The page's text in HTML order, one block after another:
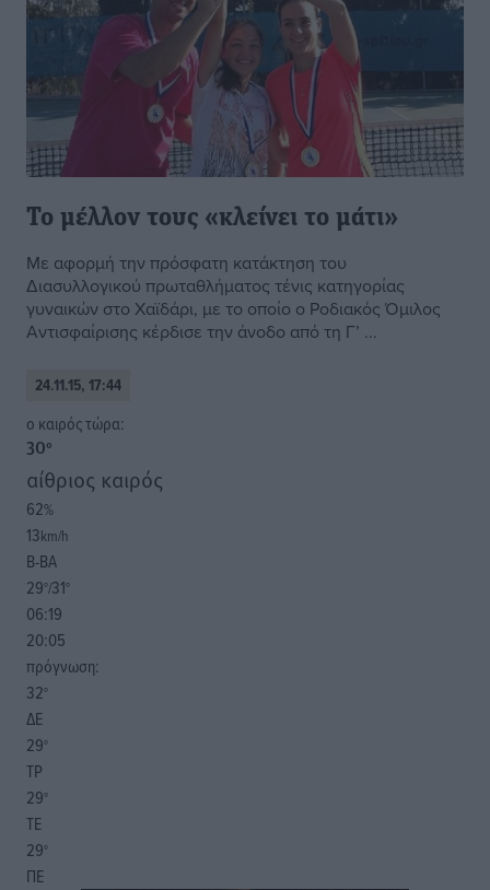
Το μέλλον τους «κλείνει το μάτι»
Με αφορμή την πρόσφατη κατάκτηση του
Διασυλλογικού πρωταθλήματος τένις κατηγορίας
γυναικών στο Χαϊδάρι, με το οποίο ο Ροδιακός Όμιλος
Αντισφαίρισης κέρδισε την άνοδο από τη Γ’ ...
24.11.15, 17:44
o καιρός τώρα:
30°
αίθριος καιρός
62%
13km/h
Β-ΒΑ
29°/31°
06:19
20:05
πρόγνωση:
32°
ΔΕ
29°
ΤΡ
29°
ΤΕ
29°
ΠΕ